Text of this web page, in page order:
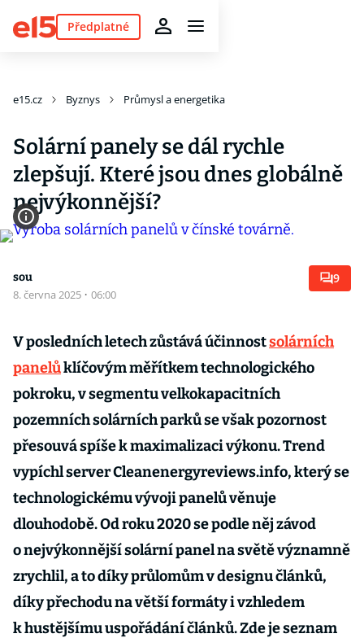
Předplatné
e15.cz Byznys Průmysl a energetika
Solární panely se dál rychle
zlepšují. Které jsou dnes globálně
nejvýkonnější?
sou
8. června 2025 · 06:00
9
V posledních letech zůstává účinnostsolárních
panelůklíčovým měřítkem technologického
pokroku, v segmentu velkokapacitních
pozemních solárních parků se však pozornost
přesouvá spíše k maximalizaci výkonu. Trend
vypíchl server Cleanenergyreviews.info, který se
technologickému vývoji panelů věnuje
dlouhodobě. Od roku 2020 se podle něj závod
o nejvýkonnější solární panel na světě významně
zrychlil, a to díky průlomům v designu článků,
díky přechodu na větší formáty i vzhledem
k hustějšímu uspořádání článků. Zde je seznam